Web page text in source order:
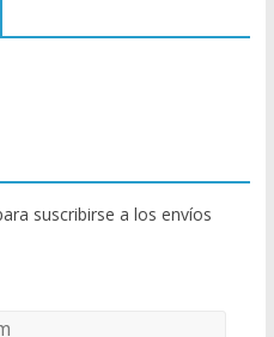
suscribirse a los envíos